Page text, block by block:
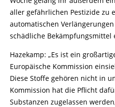
aller gefährlichen Pestizide zu
automatischen
schädliche Bekämpfungsmittel
Hazekamp: „Es ist ein
Europäische Kommission
Diese Stoffe gehören nicht in
Kommission hat die Pflicht
Substanzen zugelassen